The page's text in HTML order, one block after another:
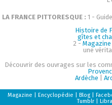
LA FRANCE PITTORESQUE : 1 -
Histoire de
gîtes et
2 -
une
Découvrir des ouvrages sur les
Ardèche |
Magazine |Encyclopédie |Blog |
Tumblr |